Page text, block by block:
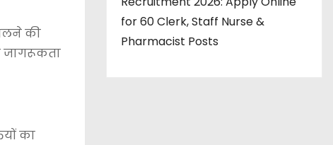
की
जागरूकता
का
for 60 Clerk, Staff Nurse &
Pharmacist Posts